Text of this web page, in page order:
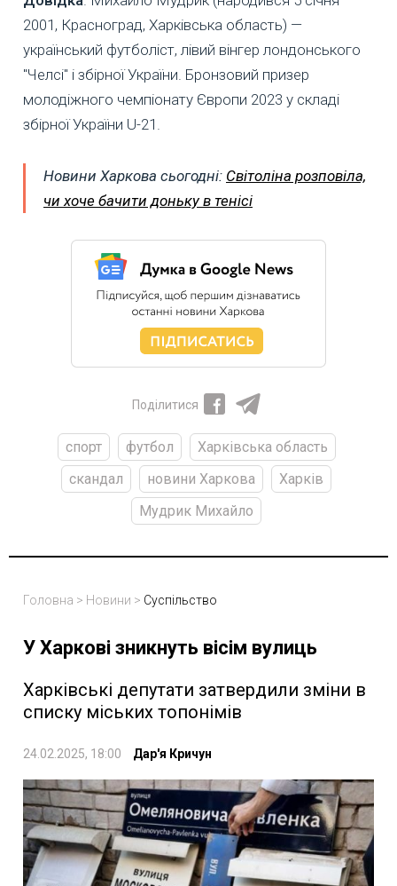
2001, Красноград, Харківська область) —
український футболіст, лівий вінгер лондонського
"Челсі" і збірної України. Бронзовий призер
молодіжного чемпіонату Європи 2023 у складі
збірної України U-21.
Новини Харкова сьогодні: Світоліна розповіла,
чи хоче бачити доньку в тенісі
Поділитися
спорт футбол
Харківська область
скандал
новини Харкова
Харків
Мудрик Михайло
Головна > Новини > Суспільство
У Харкові зникнуть вісім вулиць
Харківські депутати затвердили зміни в
списку міських топонімів
24.02.2025, 18:00 Дар'я Кричун